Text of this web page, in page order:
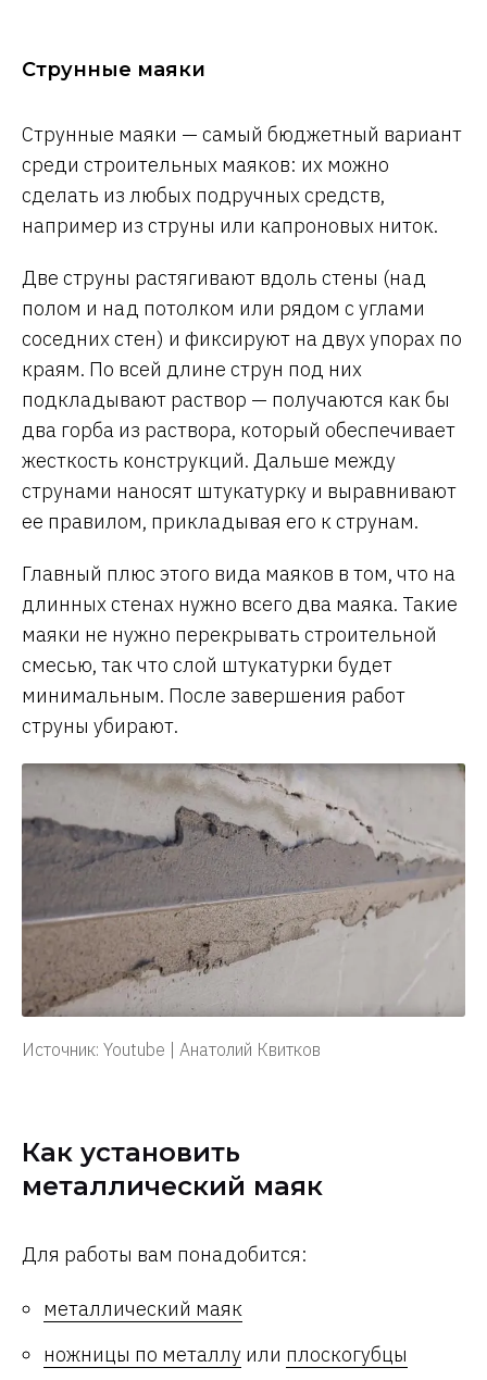
Струнные маяки
Струнные маяки — самый бюджетный вариант
среди строительных маяков: их можно
сделать из любых подручных средств,
например из струны или капроновых ниток.
Две струны растягивают вдоль стены (над
полом и над потолком или рядом с углами
соседних стен) и фиксируют на двух упорах по
краям. По всей длине струн под них
подкладывают раствор — получаются как бы
два горба из раствора, который обеспечивает
жесткость конструкций. Дальше между
струнами наносят штукатурку и выравнивают
ее правилом, прикладывая его к струнам.
Главный плюс этого вида маяков в том, что на
длинных стенах нужно всего два маяка. Такие
маяки не нужно перекрывать строительной
смесью, так что слой штукатурки будет
минимальным. После завершения работ
струны убирают.
Источник: Youtube | Анатолий Квитков
Как установить
металлический маяк
Для работы вам понадобится:
металлический маяк
ножницы по металлу или плоскогубцы